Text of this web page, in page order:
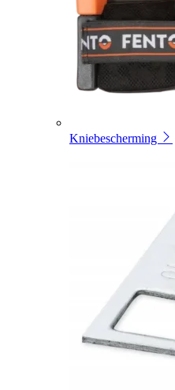
Kniebescherming